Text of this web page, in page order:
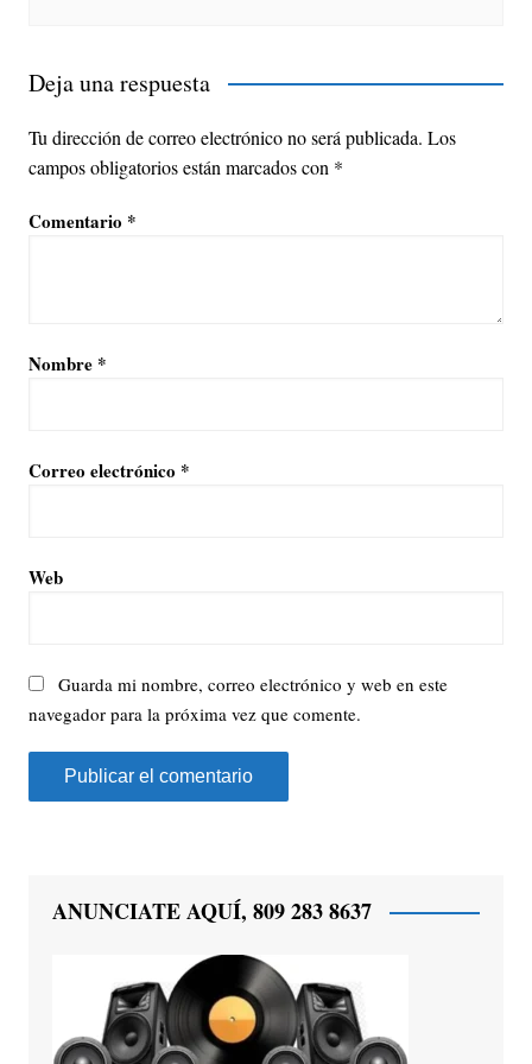
Deja una respuesta
Tu dirección de correo electrónico no será publicada. Los
campos obligatorios están marcados con *
Comentario *
Nombre *
Correo electrónico *
Web
Guarda mi nombre, correo electrónico y web en este
navegador para la próxima vez que comente.
ANUNCIATE AQUÍ, 809 283 8637